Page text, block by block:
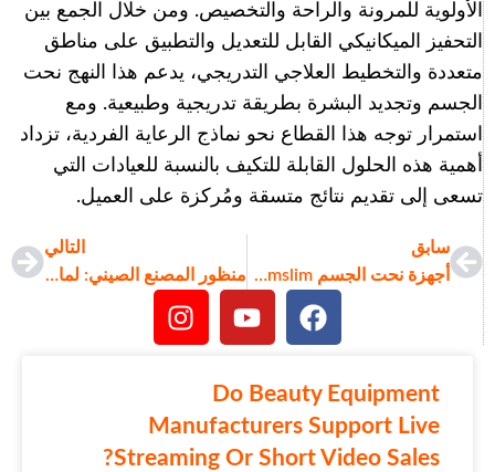
الأولوية للمرونة والراحة والتخصيص. ومن خلال الجمع بين
التحفيز الميكانيكي القابل للتعديل والتطبيق على مناطق
متعددة والتخطيط العلاجي التدريجي، يدعم هذا النهج نحت
الجسم وتجديد البشرة بطريقة تدريجية وطبيعية. ومع
استمرار توجه هذا القطاع نحو نماذج الرعاية الفردية، تزداد
أهمية هذه الحلول القابلة للتكيف بالنسبة للعيادات التي
تسعى إلى تقديم نتائج متسقة ومُركزة على العميل.
سابق
أجهزة نحت الجسم Emslim بالجملة: تقنية HIPEM RF EMS لبناء العضلات وتقليل الدهون
التالي
منظور المصنع الصيني: لماذا تُعيد تقنية HIFU 9D/7D تعريف العلاجات التجميلية غير الجراحية
Do Beauty Equipment
Manufacturers Support Live
Streaming Or Short Video Sales?
English
Spanish
French
Portuguese
Japanese
Korean
Italian